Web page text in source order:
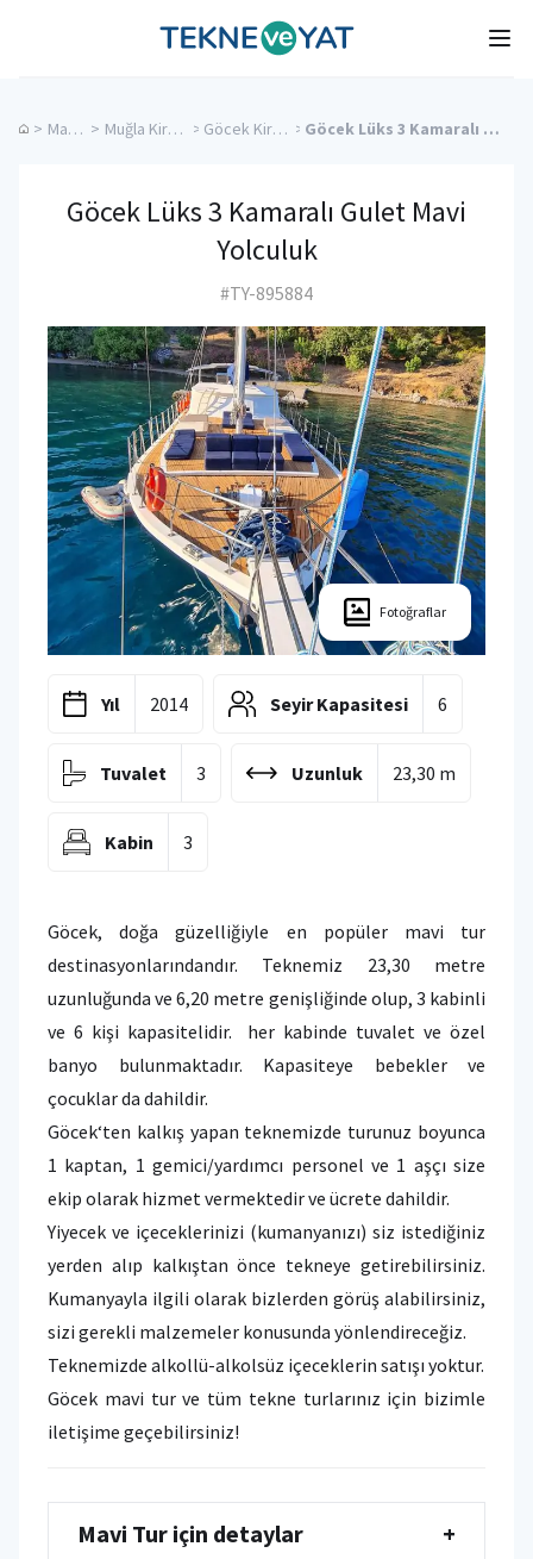
Tekne ve Yat
> Mavi Tur > Muğla Kiralık Yatlar > Göcek Kiralık Yatlar > Göcek Lüks 3 Kamaralı Gulet Mavi Yolculuk
Göcek Lüks 3 Kamaralı Gulet Mavi
Yolculuk
#TY-895884
Fotoğraflar
Yıl 2014 Seyir Kapasitesi 6
Tuvalet 3 Uzunluk 23,30 m
Kabin 3
Göcek, doğa güzelliğiyle en popüler mavi tur
destinasyonlarındandır. Teknemiz 23,30 metre
uzunluğunda ve 6,20 metre genişliğinde olup, 3 kabinli
ve 6 kişi kapasitelidir. her kabinde tuvalet ve özel
banyo bulunmaktadır. Kapasiteye bebekler ve
çocuklar da dahildir.
Göcek‘ten kalkış yapan teknemizde turunuz boyunca
1 kaptan, 1 gemici/yardımcı personel ve 1 aşçı size
ekip olarak hizmet vermektedir ve ücrete dahildir.
Yiyecek ve içeceklerinizi (kumanyanızı) siz istediğiniz
yerden alıp kalkıştan önce tekneye getirebilirsiniz.
Kumanyayla ilgili olarak bizlerden görüş alabilirsiniz,
sizi gerekli malzemeler konusunda yönlendireceğiz.
Teknemizde alkollü-alkolsüz içeceklerin satışı yoktur.
Göcek mavi tur ve tüm tekne turlarınız için bizimle
iletişime geçebilirsiniz!
Mavi Tur için detaylar +